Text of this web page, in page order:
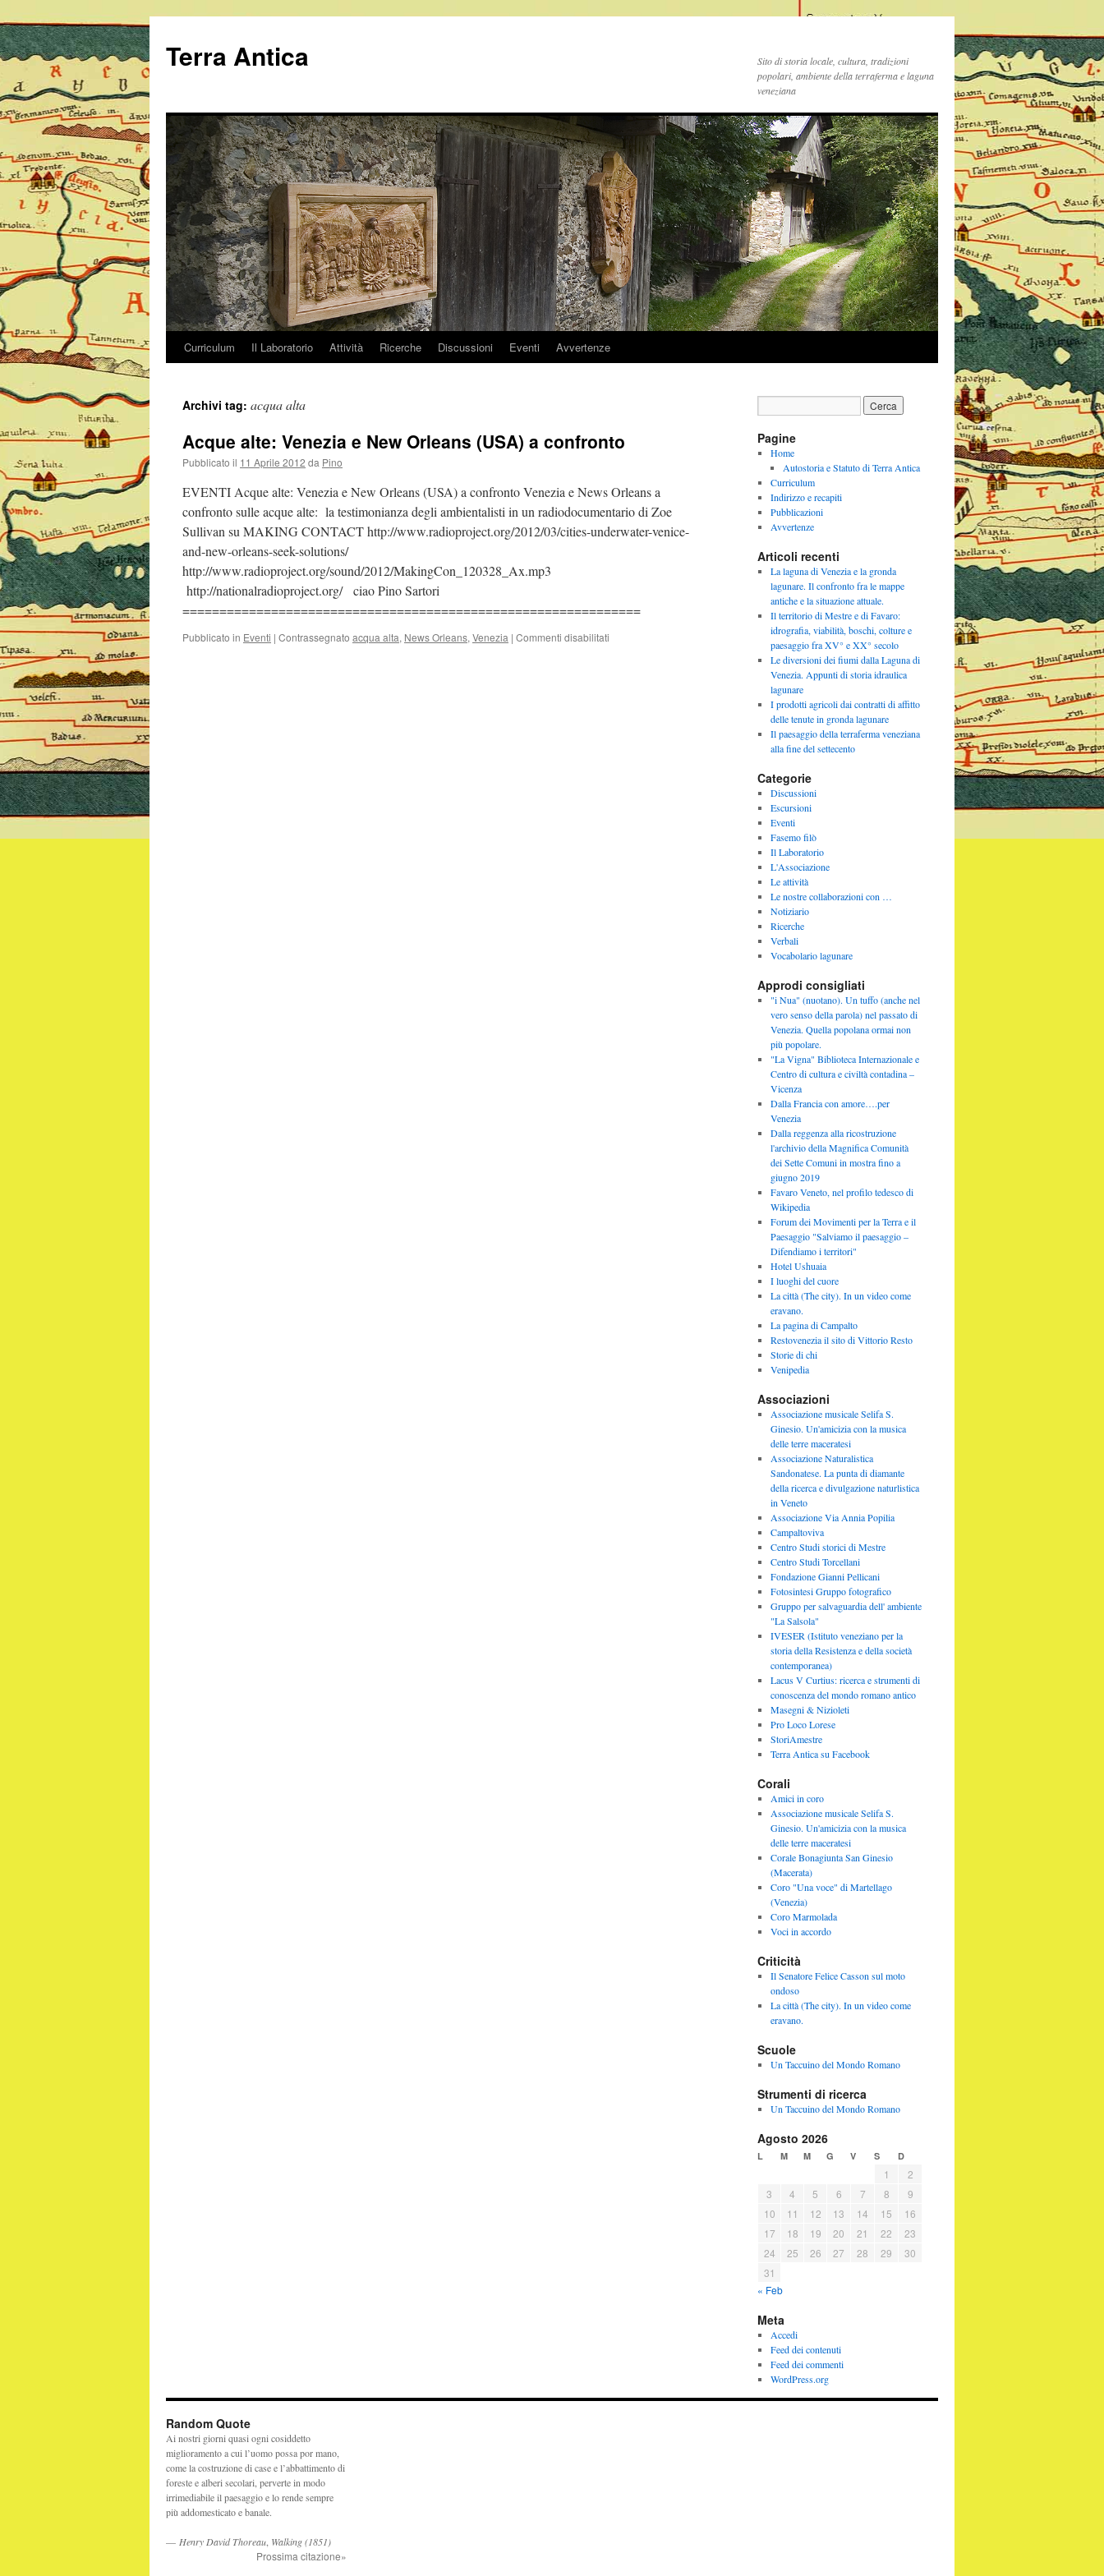
contenuto
Terra Antica
Sito di storia locale, cultura, tradizioni
popolari, ambiente della terraferma e laguna
veneziana
Curriculum Il Laboratorio Attività Ricerche Discussioni Eventi Avvertenze
Archivi tag: acqua alta
Acque alte: Venezia e New Orleans (USA) a confronto
Pubblicato il 11 Aprile 2012 da Pino
EVENTI Acque alte: Venezia e New Orleans (USA) a confronto Venezia e News Orleans a
confronto sulle acque alte: la testimonianza degli ambientalisti in un radiodocumentario di Zoe
Sullivan su MAKING CONTACT http://www.radioproject.org/2012/03/cities-underwater-venice-
and-new-orleans-seek-solutions/
http://www.radioproject.org/sound/2012/MakingCon_120328_Ax.mp3
http://nationalradioproject.org/ ciao Pino Sartori
==============================================================
Pubblicato in Eventi | Contrassegnato acqua alta, News Orleans, Venezia | Commenti disabilitati
Pagine
Home
Autostoria e Statuto di Terra Antica
Curriculum
Indirizzo e recapiti
Pubblicazioni
Avvertenze
Articoli recenti
La laguna di Venezia e la gronda
lagunare. Il confronto fra le mappe
antiche e la situazione attuale.
Il territorio di Mestre e di Favaro:
idrografia, viabilità, boschi, colture e
paesaggio fra XV° e XX° secolo
Le diversioni dei fiumi dalla Laguna di
Venezia. Appunti di storia idraulica
lagunare
I prodotti agricoli dai contratti di affitto
delle tenute in gronda lagunare
Il paesaggio della terraferma veneziana
alla fine del settecento
Categorie
Discussioni
Escursioni
Eventi
Fasemo filò
Il Laboratorio
L'Associazione
Le attività
Le nostre collaborazioni con …
Notiziario
Ricerche
Verbali
Vocabolario lagunare
Approdi consigliati
"i Nua" (nuotano). Un tuffo (anche nel
vero senso della parola) nel passato di
Venezia. Quella popolana ormai non
più popolare.
"La Vigna" Biblioteca Internazionale e
Centro di cultura e civiltà contadina –
Vicenza
Dalla Francia con amore….per
Venezia
Dalla reggenza alla ricostruzione
l'archivio della Magnifica Comunità
dei Sette Comuni in mostra fino a
giugno 2019
Favaro Veneto, nel profilo tedesco di
Wikipedia
Forum dei Movimenti per la Terra e il
Paesaggio "Salviamo il paesaggio –
Difendiamo i territori"
Hotel Ushuaia
I luoghi del cuore
La città (The city). In un video come
eravano.
La pagina di Campalto
Restovenezia il sito di Vittorio Resto
Storie di chi
Venipedia
Associazioni
Associazione musicale Selifa S.
Ginesio. Un'amicizia con la musica
delle terre maceratesi
Associazione Naturalistica
Sandonatese. La punta di diamante
della ricerca e divulgazione naturlistica
in Veneto
Associazione Via Annia Popilia
Campaltoviva
Centro Studi storici di Mestre
Centro Studi Torcellani
Fondazione Gianni Pellicani
Fotosintesi Gruppo fotografico
Gruppo per salvaguardia dell' ambiente
"La Salsola"
IVESER (Istituto veneziano per la
storia della Resistenza e della società
contemporanea)
Lacus V Curtius: ricerca e strumenti di
conoscenza del mondo romano antico
Masegni & Nizioleti
Pro Loco Lorese
StoriAmestre
Terra Antica su Facebook
Corali
Amici in coro
Associazione musicale Selifa S.
Ginesio. Un'amicizia con la musica
delle terre maceratesi
Corale Bonagiunta San Ginesio
(Macerata)
Coro "Una voce" di Martellago
(Venezia)
Coro Marmolada
Voci in accordo
Criticità
Il Senatore Felice Casson sul moto
ondoso
La città (The city). In un video come
eravano.
Scuole
Un Taccuino del Mondo Romano
Strumenti di ricerca
Un Taccuino del Mondo Romano
Agosto 2026
L M M G V S D
1
2
3
4 5 6 7 8
9
10
11 12 13 14 15
16
17
18 19 20 21 22
23
24
25 26 27 28 29
30
31
« Feb
Meta
Accedi
Feed dei contenuti
Feed dei commenti
WordPress.org
Random Quote
Ai nostri giorni quasi ogni cosiddetto
miglioramento a cui l’uomo possa por mano,
come la costruzione di case e l’abbattimento di
foreste e alberi secolari, perverte in modo
irrimediabile il paesaggio e lo rende sempre
più addomesticato e banale.
— Henry David Thoreau Walking (1851)
Prossima citazione»